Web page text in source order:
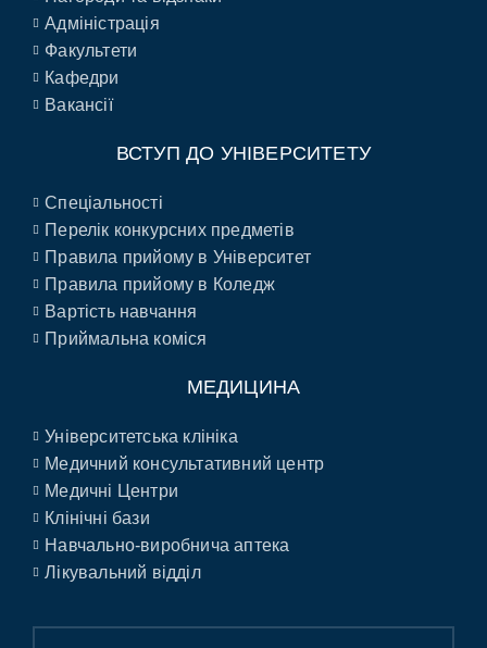
Адміністрація
Факультети
Кафедри
Вакансії
ВСТУП ДО УНІВЕРСИТЕТУ
Спеціальності
Перелік конкурсних предметів
Правила прийому в Університет
Правила прийому в Коледж
Вартість навчання
Приймальна коміся
МЕДИЦИНА
Університетська клініка
Медичний консультативний центр
Медичні Центри
Клінічні бази
Навчально-виробнича аптека
Лікувальний відділ